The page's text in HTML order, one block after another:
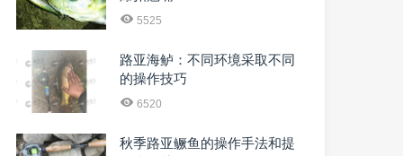
5525
路亚海鲈：不同环境采取不同
的操作技巧
6520
秋季路亚鳜鱼的操作手法和提